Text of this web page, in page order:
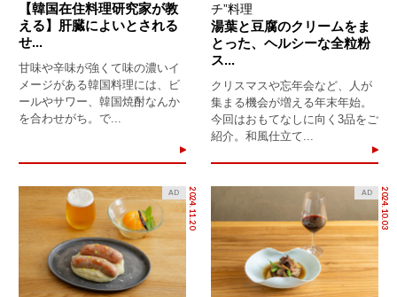
【韓国在住料理研究家が教
える】肝臓によいとされる
せ...
甘味や辛味が強くて味の濃いイ
メージがある韓国料理には、ビ
ールやサワー、韓国焼酎なんか
を合わせがち。で...
チ”料理
湯葉と豆腐のクリームをま
とった、ヘルシーな全粒粉
ス...
クリスマスや忘年会など、人が
集まる機会が増える年末年始。
今回はおもてなしに向く3品をご
紹介。和風仕立て...
2024.11.20
AD 2024.10.03
AD